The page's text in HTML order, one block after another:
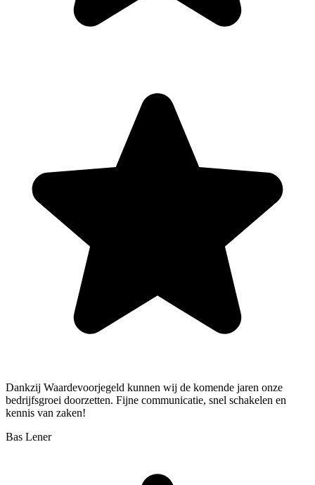
Dankzij Waardevoorjegeld kunnen wij de komende jaren onze
bedrijfsgroei doorzetten. Fijne communicatie, snel schakelen en
kennis van zaken!
Bas Lener